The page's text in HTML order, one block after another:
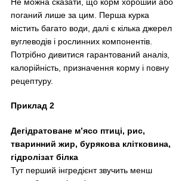
поганий лише за цим. Перша курка
містить багато води, далі є кілька джерел
вуглеводів і рослинних компонентів.
Потрібно дивитися гарантований аналіз,
калорійність, призначення корму і повну
рецептуру.
Приклад 2
Дегідратоване м’ясо птиці, рис,
тваринний жир, бурякова клітковина,
гідролізат білка
Тут перший інгредієнт звучить менш